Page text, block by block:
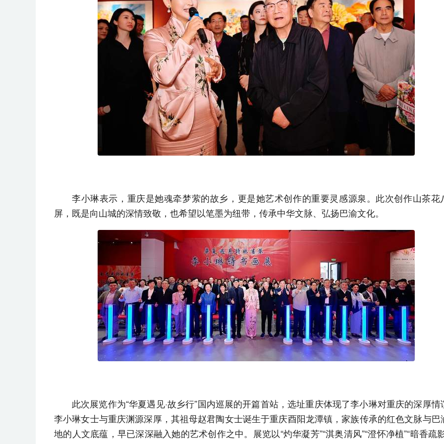
李小琳表示，重庆是她魂牵梦萦的故乡，更是她艺术创作的重要灵感源泉。此次创作山茶花
屏，既是向山城的深情致敬，也希望以笔墨为纽带，传承中华文脉、弘扬巴渝文化。
此次展览作为“华夏遇见·故乡行”国内巡展的开篇首站，选址重庆体现了李小琳对重庆的深厚情
李小琳女士与重庆渊源深厚，其祖母赵君陶女士诞生于重庆酉阳龙潭镇，家族传承的红色文脉与巴
地的人文底蕴，早已深深融入她的艺术创作之中。展览以“灼华凝芳”“淇奥清风”“澄怀净植”“暗香疏